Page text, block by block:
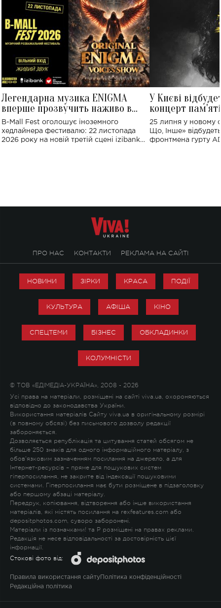
Легендарна музика ENIGMA
вперше прозвучить наживо в
Україні: де відбудеться концерт
B-Mall Fest оголошує іноземного
хедлайнера фестивалю: 22 листопада
2026 року на новій третій сцені izibank
У Києві
концерт
Клименка:
виконають
25 липня у новому
Що, Інше»
фронтмена гурту
ПРО НАС КОНТАКТИ РЕКЛАМА НА САЙТІ
НОВИНИ ЗІРКИ КРАСА ПОДІЇ
КУЛЬТУРА АФІША КІНО
СПЕЦТЕМИ БІЗНЕС ОБКЛАДИНКИ
КОЛУМНІСТИ
© ТОВ «ЕДІМЕДІА-УКРАЇНА», 2008 - 2026
Усі права на матеріали, розміщені на сайті viva.ua, охороняються
відповідно до законодавства України.
Використання матеріалів Сайту viva.ua в оригінальному розмірі
(в повному обсязі) без письмового дозволу редакції
забороняється.
Дозволяється републікація та цитування статей обсягом не
більше 250 знаків для одного інформаційного матеріалу, з
обов'язковим зазначенням посилання на джерело, а для
Інтернет-ресурсів – пряме для пошукових систем
гіперпосилання, не закрите від індексації пошуковими
системами. Гіперпосилання має бути розміщене в підзаголовку
або першому абзаці матеріалу.
Передрук, копіювання, відтворення або інше використання
матеріалів, які містять посилання на rexfeatures.com або
depositphotos.com, суворо заборонені.
Матеріали із позначками! та P розміщені на правах реклами.
Редакція не несе відповідальності за достовірність цієї
інформації.
Стокові фото від:
Правила використання сайту Політика конфіденційності
Редакційна політика